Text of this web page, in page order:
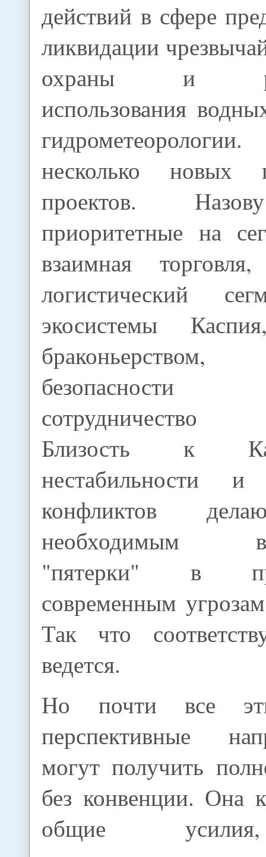
действий в сфере
ликвидации
охраны и
использования
несколько новых
проектов.
приоритетные на
взаимная
логистический
экосистемы
браконьерством,
безопасности
сотрудничество
Близость к
нестабильности и
конфликтов
необходимым
"пятерки" в
современным
Так что
ведется.
Но почти все
перспективные
могут получить
без конвенции. Она
общие